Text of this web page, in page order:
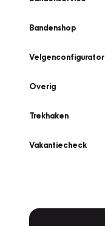
Bandenshop
Velgenconfigurator
Overig
Trekhaken
Vakantiecheck